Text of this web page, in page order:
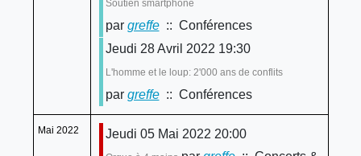
Soutien smartphone
par greffe:: Conférences
Jeudi 28 Avril 2022 19:30
L'homme et le loup: 2'000 ans de conflits
par greffe:: Conférences
Mai 2022 Jeudi 05 Mai 2022 20:00